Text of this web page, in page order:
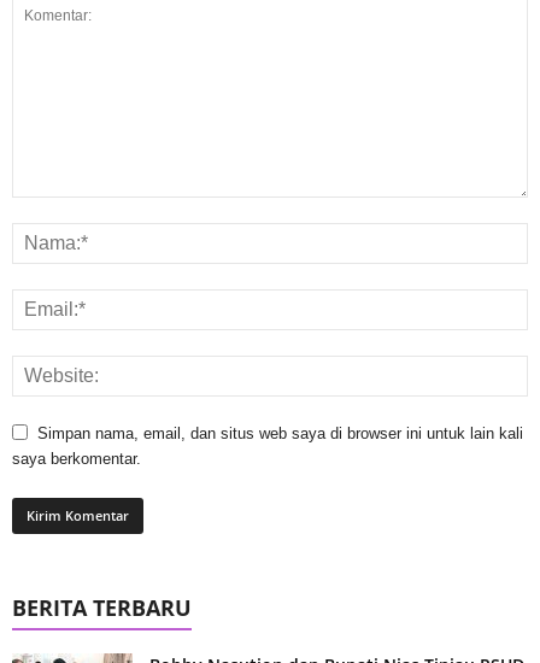
Simpan nama, email, dan situs web saya di browser ini untuk lain kali
saya berkomentar.
BERITA TERBARU